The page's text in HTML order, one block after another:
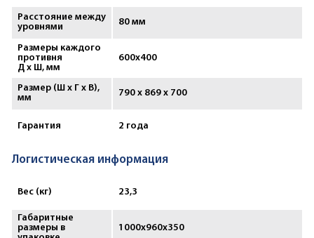
Расстояние между
уровнями
80 мм
Размеры каждого
противня
Д х Ш, мм
600x400
Размер (Ш х Г х В),
мм
790 x 869 x 700
Гарантия 2 года
Логистическая информация
Вес (кг) 23,3
Габаритные
размеры в
1000х960х350